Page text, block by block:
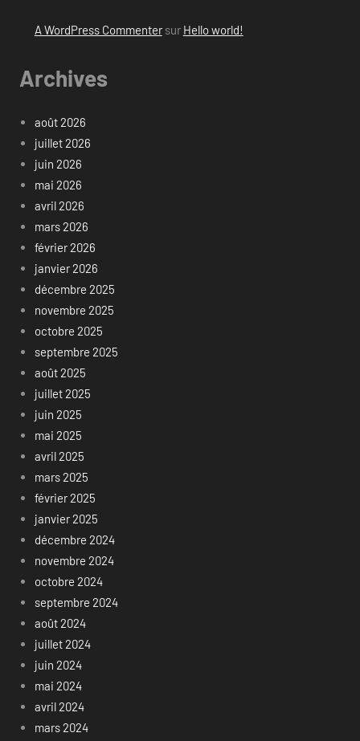
A WordPress Commentersur Hello world!
Archives
août 2026
juillet 2026
juin 2026
mai 2026
avril 2026
mars 2026
février 2026
janvier 2026
décembre 2025
novembre 2025
octobre 2025
septembre 2025
août 2025
juillet 2025
juin 2025
mai 2025
avril 2025
mars 2025
février 2025
janvier 2025
décembre 2024
novembre 2024
octobre 2024
septembre 2024
août 2024
juillet 2024
juin 2024
mai 2024
avril 2024
mars 2024